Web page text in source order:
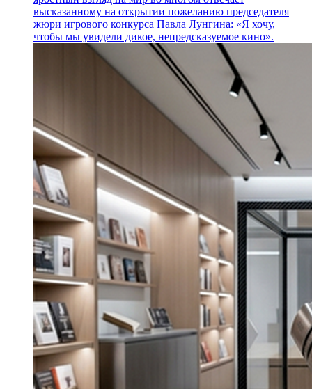
высказанному на открытии пожеланию председателя
жюри игрового конкурса Павла Лунгина: «Я хочу,
чтобы мы увидели дикое, непредсказуемое кино».